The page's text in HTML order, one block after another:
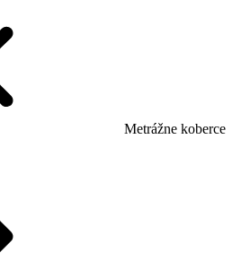
Metrážne koberce